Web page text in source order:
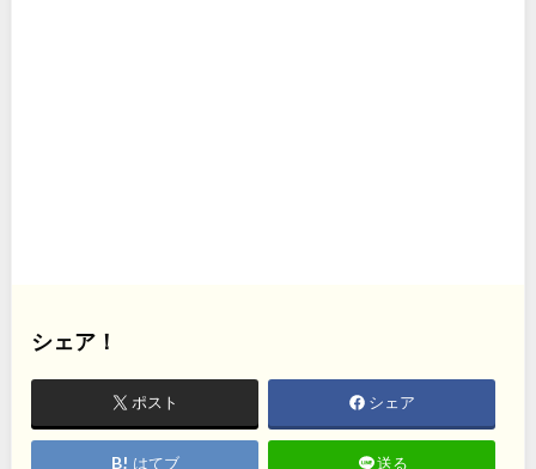
シェア！
ポスト シェア
はてブ 送る